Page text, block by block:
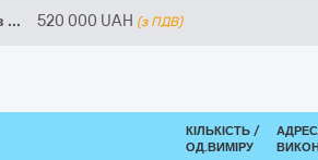
... 520 000 UAH (з ПДВ)
КІЛЬКІСТЬ /
ОД.ВИМІРУ